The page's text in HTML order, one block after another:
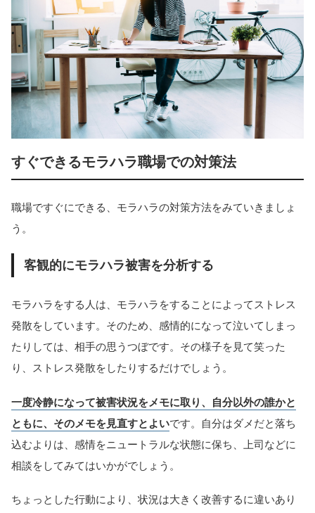
すぐできるモラハラ職場での対策法
職場ですぐにできる、モラハラの対策方法をみていきましょ
う。
客観的にモラハラ被害を分析する
モラハラをする人は、モラハラをすることによってストレス
発散をしています。そのため、感情的になって泣いてしまっ
たりしては、相手の思うつぼです。その様子を見て笑った
り、ストレス発散をしたりするだけでしょう。
一度冷静になって被害状況をメモに取り、自分以外の誰かと
ともに、そのメモを見直すとよいです。自分はダメだと落ち
込むよりは、感情をニュートラルな状態に保ち、上司などに
相談をしてみてはいかがでしょう。
ちょっとした行動により、状況は大きく改善するに違いあり